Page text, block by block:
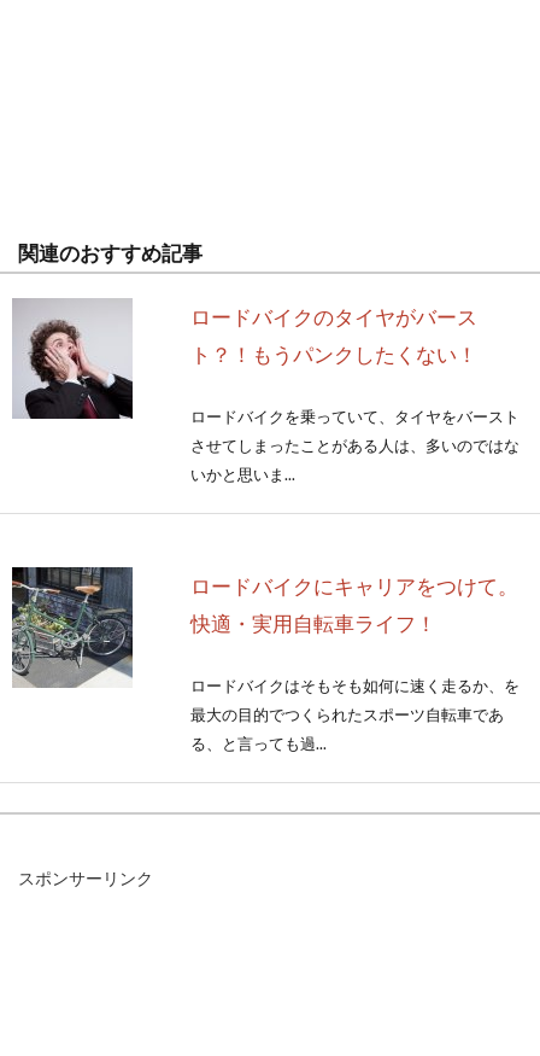
関連のおすすめ記事
ロードバイクのタイヤがバース
ト？！もうパンクしたくない！
ロードバイクを乗っていて、タイヤをバースト
させてしまったことがある人は、多いのではな
いかと思いま...
ロードバイクにキャリアをつけて。
快適・実用自転車ライフ！
ロードバイクはそもそも如何に速く走るか、を
最大の目的でつくられたスポーツ自転車であ
る、と言っても過...
スポンサーリンク